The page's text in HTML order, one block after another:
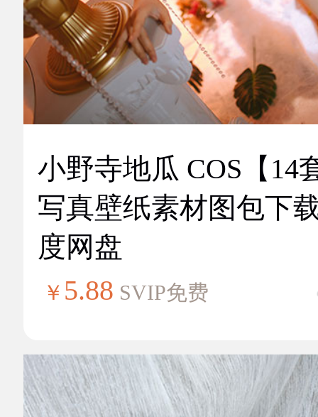
小野寺地瓜 COS【14
写真壁纸素材图包下
度网盘
￥ 5.88 SVIP免费